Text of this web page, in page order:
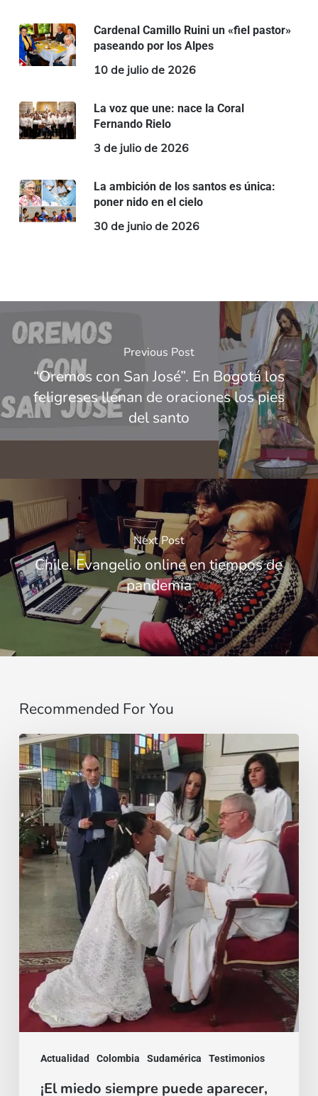
Cardenal Camillo Ruini un «fiel pastor»
paseando por los Alpes
10 de julio de 2026
La voz que une: nace la Coral
Fernando Rielo
3 de julio de 2026
La ambición de los santos es única:
poner nido en el cielo
30 de junio de 2026
Previous Post
“Oremos con San José”. En Bogotá los
feligreses llenan de oraciones los pies
del santo
Next Post
Chile. Evangelio online en tiempos de
pandemia
Recommended For You
Actualidad Colombia Sudamérica Testimonios
¡El
miedo
siempre
puede
aparecer,
pero
la
es
mayor!
¡El miedo siempre puede aparecer,